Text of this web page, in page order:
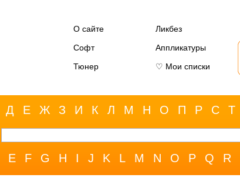
О сайте
Ликбез
Софт
Аппликатуры
Тюнер
♡ Мои списки
Д Е Ж З И К Л М Н О П Р С Т
E F G H I J K L M N O P Q R